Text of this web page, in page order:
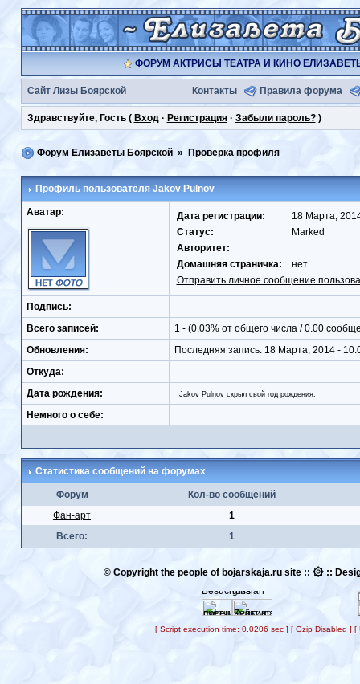
ФОРУМ АКТРИСЫ ТЕАТРА И КИНО
Сайт Лизы Боярской Контакты Правила форума
Здравствуйте, Гость ( Вход· Регистрация· Забыли пароль?)
Форум Елизаветы Боярской» Проверка профиля
Профиль пользователя Jakov Pulnov
Аватар: Дата регистрации:
18
Статус:
Marked
Авторитет:
Домашняя страничка:
нет
Отправить личное сообщение
Подпись:
Всего записей:
1 - (0.03% от общего числа / 0.00
Обновления:
Последняя запись: 18 Марта, 2014 -
Откуда:
Дата рождения:
Jakov Pulnov скрыл свой год рождения.
Немного о себе:
Статистика сообщений на форумах
Форум
Кол-во сообщений
Фан-арт
1
Всего:
1
© Copyright the people of bojarskaja.ru site :: ۞ ::
[ Script execution time: 0.0206 sec ] [ Gzip Disabled ] [